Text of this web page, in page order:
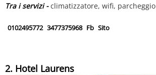
Tra i servizi -climatizzatore, wifi, parcheggio
0102495772 3477375968 Fb Sito
2. Hotel Laurens